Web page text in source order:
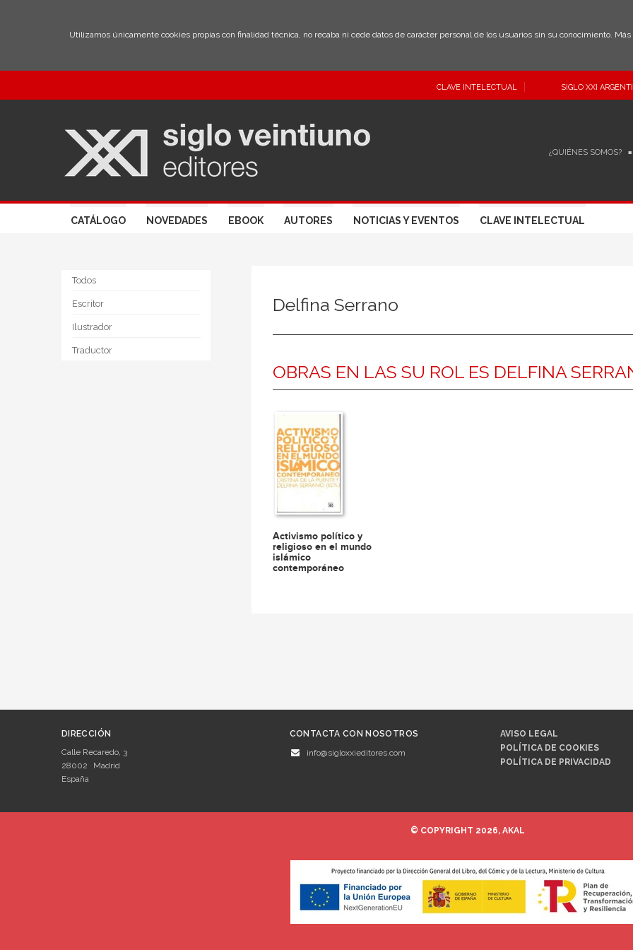
Utilizamos únicamente cookies propias con finalidad técnica, no recaba ni cede datos de carácter personal de los usuarios sin su conocimiento.
CLAVE INTELECTUAL SIGLO XXI
¿QUIÉNES SOMOS?
CATÁLOGO NOVEDADES EBOOK AUTORES NOTICIAS Y EVENTOS CLAVE INTELECTUAL
Todos
Escritor
Ilustrador
Traductor
Delfina Serrano
OBRAS EN LAS SU ROL ES DELFINA
Activismo político y
religioso en el mundo
islámico
contemporáneo
DIRECCIÓN
Calle Recaredo, 3
28002
Madrid
España
CONTACTA CON NOSOTROS
info@sigloxxieditores.com
AVISO LEGAL
POLÍTICA DE COOKIES
POLÍTICA DE PRIVACIDAD
© COPYRIGHT 2026, AKAL